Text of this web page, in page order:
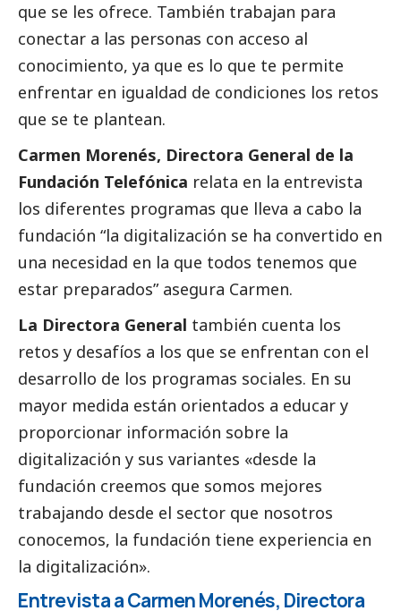
que se les ofrece. También trabajan para
conectar a las personas con acceso al
conocimiento, ya que es lo que te permite
enfrentar en igualdad de condiciones los retos
que se te plantean.
Carmen Morenés, Directora General de la
Fundación Telefónica relata en la entrevista
los diferentes programas que lleva a cabo la
fundación “la digitalización se ha convertido en
una necesidad en la que todos tenemos que
estar preparados” asegura Carmen.
La Directora General también cuenta los
retos y desafíos a los que se enfrentan con el
desarrollo de los programas sociales. En su
mayor medida están orientados a educar y
proporcionar información sobre la
digitalización y sus variantes «desde la
fundación creemos que somos mejores
trabajando desde el sector que nosotros
conocemos, la fundación tiene experiencia en
la digitalización».
Entrevista a Carmen Morenés, Directora